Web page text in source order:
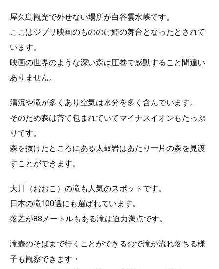
屋久島観光で外せない場所が白谷雲水峡です。
ここはジブリ映画のもののけ姫の舞台となったとされて
います。
映画の世界のような深い森は圧巻で感動すること間違い
ありません。
清流や滝が多くあり空気は水分を多く含んでいます。
そのため森は苔で包まれていてマイナスイオンもたっぷ
りです。
森を抜けたところにある太鼓岩はあたり一片の森を見渡
すことができます。
大川（おおこ）の滝も人気のスポットです。
日本の滝100選にも選ばれています。
落差が88メートルもある滝は迫力満点です。
滝壺のそばまで行くことができるので滝が流れ落ちる様
子も観察できます・